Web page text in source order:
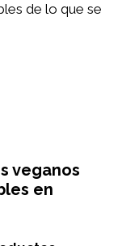
de lo que se
veganos
en